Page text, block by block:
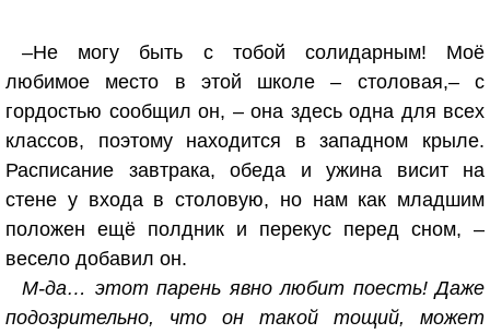
–Не могу быть с тобой солидарным! Моё
любимое место в этой школе – столовая,– с
гордостью сообщил он, – она здесь одна для всех
классов, поэтому находится в западном крыле.
Расписание завтрака, обеда и ужина висит на
стене у входа в столовую, но нам как младшим
положен ещё полдник и перекус перед сном, –
весело добавил он.
М-да… этот парень явно любит поесть! Даже
подозрительно, что он такой тощий, может